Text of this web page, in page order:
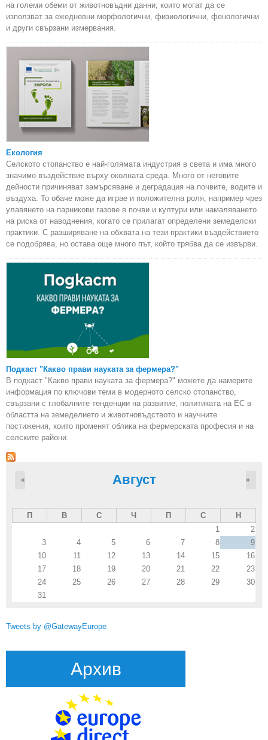
на големи обеми от животновъдни данни, които могат да се
използват за ежедневни морфологични, физиологични, фенологични
и други свързани измервания.
Екология
Селското стопанство е най-голямата индустрия в света и има много
значимо въздействие върху околната среда. Много от неговите
дейности причиняват замърсяване и деградация на почвите, водите и
въздуха. То обаче може да играе и положителна роля, например чрез
улавянето на парникови газове в почви и култури или намаляването
на риска от наводнения, когато се прилагат определени земеделски
практики. С разширяване на обхвата на тези практики въздействието
се подобрява, но остава още много път, който трябва да се извърви.
Подкаст "Какво прави науката за фермера?"
В подкаст "Какво прави науката за фермера?" можете да намерите
информация по ключови теми в модерното селско стопанство,
свързани с глобалните тенденции на развитие, политиката на ЕС в
областта на земеделието и животновъдството и научните
постижения, които променят облика на фермерската професия и на
селските райони.
Август
« »
П В С Ч П С
Н
1
2
3
4 5 6 7 8
9
10
11 12 13 14 15
16
17
18 19 20 21 22
23
24
25 26 27 28 29
30
31
Tweets by @GatewayEurope
Архив